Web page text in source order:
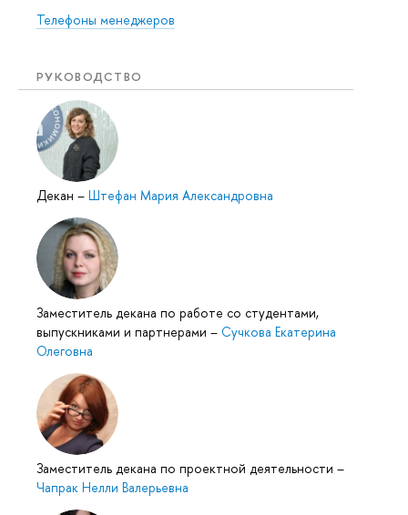
Телефоны менеджеро
РУКОВОДСТВО
Декан – Штефан Мария Александровна
Заместитель декана по работе со студентами,
ыпускниками и партнерами – Сучкова Екатерина
Олеговна
Заместитель декана по проектной деятельности –
Чапрак Нелли Валерьевна